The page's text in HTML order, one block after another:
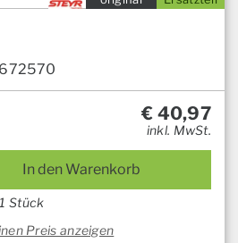
€ 40,97
inkl. MwSt.
In den Warenkorb
Stück
Preis anzeigen